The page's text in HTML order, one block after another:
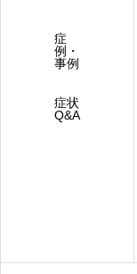
症
例・
事例
症状
Q&A